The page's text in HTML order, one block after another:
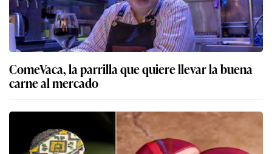
ComeVaca, la parrilla que quiere llevar la buena
carne al mercado